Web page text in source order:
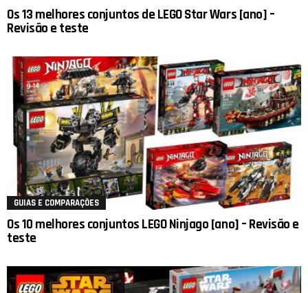
Os 13 melhores conjuntos de LEGO Star Wars [ano] –
Revisão e teste
GUIAS E COMPARAÇÕES
Os 10 melhores conjuntos LEGO Ninjago [ano] – Revisão e
teste